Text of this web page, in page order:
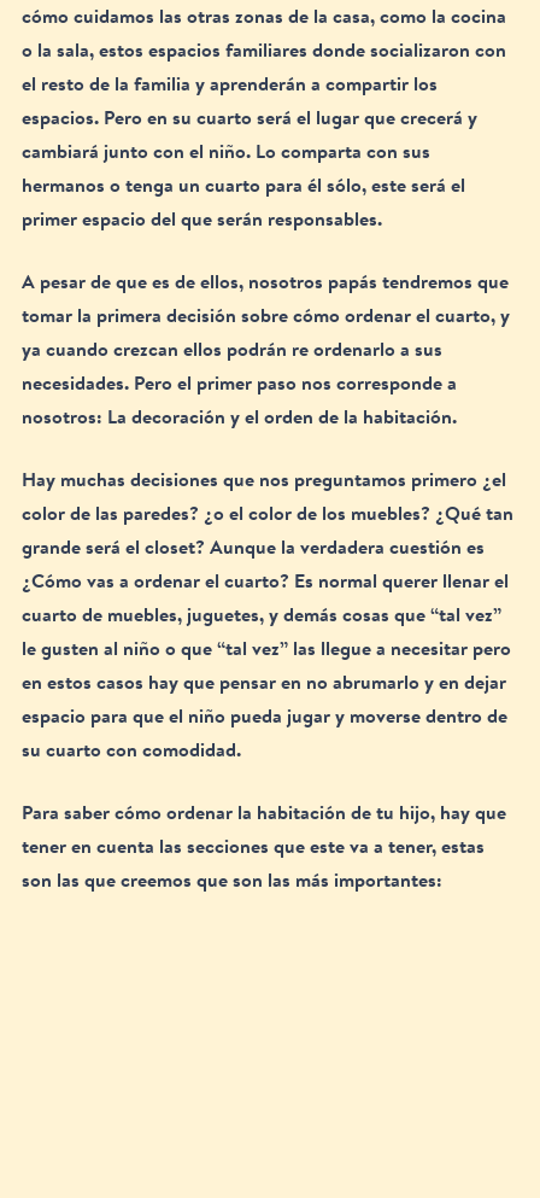
cómo cuidamos las otras zonas de la casa, como la cocina
o la sala, estos espacios familiares donde socializaron con
el resto de la familia y aprenderán a compartir los
espacios. Pero en su cuarto será el lugar que crecerá y
cambiará junto con el niño. Lo comparta con sus
hermanos o tenga un cuarto para él sólo, este será el
primer espacio del que serán responsables.
A pesar de que es de ellos, nosotros papás tendremos que
tomar la primera decisión sobre cómo ordenar el cuarto, y
ya cuando crezcan ellos podrán re ordenarlo a sus
necesidades. Pero el primer paso nos corresponde a
nosotros: La decoración y el orden de la habitación.
Hay muchas decisiones que nos preguntamos primero ¿el
color de las paredes? ¿o el color de los muebles? ¿Qué tan
grande será el closet? Aunque la verdadera cuestión es
¿Cómo vas a ordenar el cuarto? Es normal querer llenar el
cuarto de muebles, juguetes, y demás cosas que “tal vez”
le gusten al niño o que “tal vez” las llegue a necesitar pero
en estos casos hay que pensar en no abrumarlo y en dejar
espacio para que el niño pueda jugar y moverse dentro de
su cuarto con comodidad.
Para saber cómo ordenar la habitación de tu hijo, hay que
tener en cuenta las secciones que este va a tener, estas
son las que creemos que son las más importantes: